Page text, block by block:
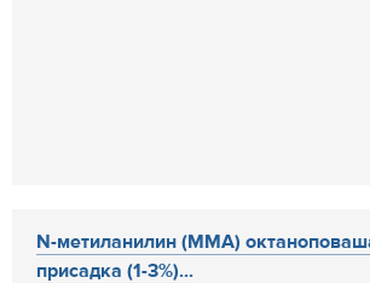
N-метиланилин (ММА)
присадка (1-3%)...